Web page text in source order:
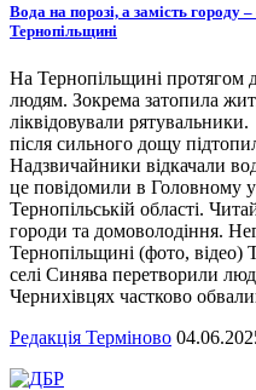
Вода на порозі, а замість городу
Тернопільщині
На Тернопільщині протягом
людям. Зокрема затопила
ліквідовували
після сильного дощу
Надзвичайники відкачали
це повідомили в Головному
Тернопільській області.
городи та домоволодіння.
Тернопільщині (фото, відео)
селі Синява перетворили
Чернихівцях частково
Редакція Терміново